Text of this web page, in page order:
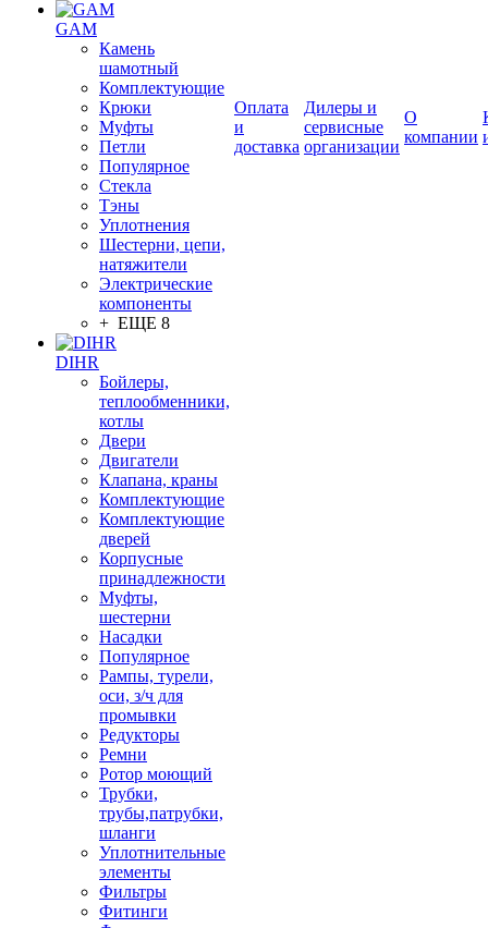
GAM
Камень
шамотный
Комплектующие
Крюки
Муфты
Петли
Популярное
Стекла
Тэны
Уплотнения
Шестерни, цепи,
натяжители
Электрические
компоненты
+ ЕЩЕ 8
DIHR
Бойлеры,
теплообменники,
котлы
Двери
Двигатели
Клапана, краны
Комплектующие
Комплектующие
дверей
Корпусные
принадлежности
Муфты,
шестерни
Насадки
Популярное
Рампы, турели,
оси, з/ч для
промывки
Редукторы
Ремни
Ротор моющий
Трубки,
трубы,патрубки,
шланги
Уплотнительные
элементы
Фильтры
Фитинги
Оплата
и
доставка
Дилеры и
сервисные
организации
О
компании